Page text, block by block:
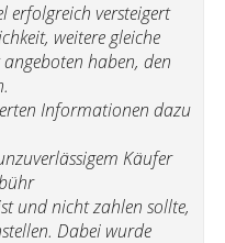
erfolgreich versteigert
weitere gleiche
haben, den
Informationen dazu
Käufer
und nicht zahlen sollte,
Dabei wurde